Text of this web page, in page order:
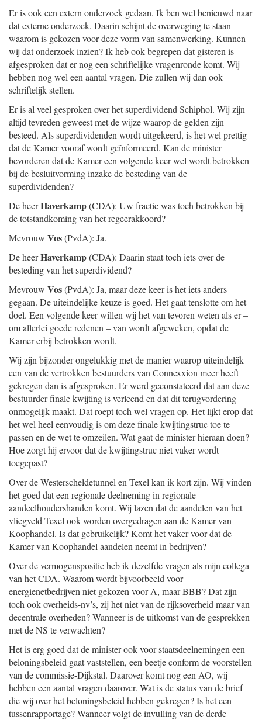
Er is ook een extern onderzoek gedaan. Ik ben wel benieuwd naar
dat externe onderzoek. Daarin schijnt de overweging te staan
waarom is gekozen voor deze vorm van samenwerking. Kunnen
wij dat onderzoek inzien? Ik heb ook begrepen dat gisteren is
afgesproken dat er nog een schriftelijke vragenronde komt. Wij
hebben nog wel een aantal vragen. Die zullen wij dan ook
schriftelijk stellen.
Er is al veel gesproken over het superdividend Schiphol. Wij zijn
altijd tevreden geweest met de wijze waarop de gelden zijn
besteed. Als superdividenden wordt uitgekeerd, is het wel prettig
dat de Kamer vooraf wordt geïnformeerd. Kan de minister
bevorderen dat de Kamer een volgende keer wel wordt betrokken
bij de besluitvorming inzake de besteding van de
superdividenden?
De heerHaverkamp(CDA): Uw fractie was toch betrokken bij
de totstandkoming van het regeerakkoord?
Mevrouw Vos(PvdA): Ja.
De heerHaverkamp(CDA): Daarin staat toch iets over de
besteding van het superdividend?
Mevrouw Vos(PvdA): Ja, maar deze keer is het iets anders
gegaan. De uiteindelijke keuze is goed. Het gaat tenslotte om het
doel. Een volgende keer willen wij het van tevoren weten als er –
om allerlei goede redenen – van wordt afgeweken, opdat de
Kamer erbij betrokken wordt.
Wij zijn bijzonder ongelukkig met de manier waarop uiteindelijk
een van de vertrokken bestuurders van Connexxion meer heeft
gekregen dan is afgesproken. Er werd geconstateerd dat aan deze
bestuurder finale kwijting is verleend en dat dit terugvordering
onmogelijk maakt. Dat roept toch wel vragen op. Het lijkt erop dat
het wel heel eenvoudig is om deze finale kwijtingstruc toe te
passen en de wet te omzeilen. Wat gaat de minister hieraan doen?
Hoe zorgt hij ervoor dat de kwijtingstruc niet vaker wordt
toegepast?
Over de Westerscheldetunnel en Texel kan ik kort zijn. Wij vinden
het goed dat een regionale deelneming in regionale
aandeelhoudershanden komt. Wij lazen dat de aandelen van het
vliegveld Texel ook worden overgedragen aan de Kamer van
Koophandel. Is dat gebruikelijk? Komt het vaker voor dat de
Kamer van Koophandel aandelen neemt in bedrijven?
Over de vermogenspositie heb ik dezelfde vragen als mijn collega
van het CDA. Waarom wordt bijvoorbeeld voor
energienetbedrijven niet gekozen voor A, maar BBB? Dat zijn
toch ook overheids-nv’s, zij het niet van de rijksoverheid maar van
decentrale overheden? Wanneer is de uitkomst van de gesprekken
met de NS te verwachten?
Het is erg goed dat de minister ook voor staatsdeelnemingen een
beloningsbeleid gaat vaststellen, een beetje conform de voorstellen
van de commissie-Dijkstal. Daarover komt nog een AO, wij
hebben een aantal vragen daarover. Wat is de status van de brief
die wij over het beloningsbeleid hebben gekregen? Is het een
tussenrapportage? Wanneer volgt de invulling van de derde